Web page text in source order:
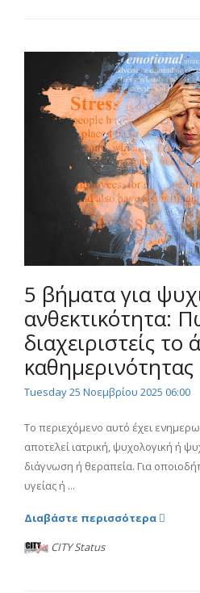
5 βήματα για
ανθεκτικότητα:
διαχειριστείς το
καθημερινότητας
Tuesday 25 Νοεμβρίου 2025 06:00
Το περιεχόμενο αυτό έχει
αποτελεί ιατρική, ψυχολογική ή
διάγνωση ή θεραπεία. Για
υγείας ή ...
Διαβάστε περισσότερα
CITY Status